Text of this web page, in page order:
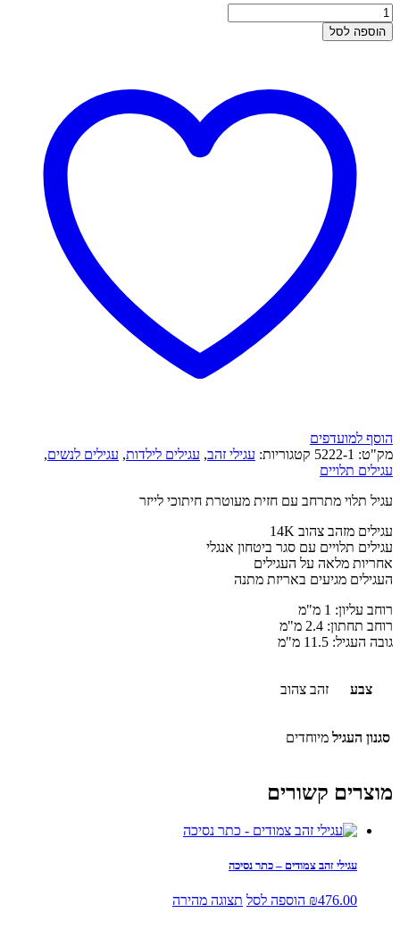
כמות
של
עגילי
הוספה לסל
הוסף למועדפים
מק"ט: 5222-1 קטגוריות: עגילי זהב, עגילים לילדות, עגילים לנשים,
עגילים תלויים
עגיל תלוי מתרחב עם חזית מעוטרת חיתוכי לייזר
עגילים מזהב צהוב 14K
עגילים תלויים עם סגר ביטחון אנגלי
אחריות מלאה על העגילים
העגילים מגיעים באריזת מתנה
רוחב עליון: 1 מ"מ
רוחב תחתון: 2.4 מ"מ
גובה העגיל: 11.5 מ"מ
צבע זהב צהוב
סגנון העגיל מיוחדים
מוצרים קשורים
עגילי זהב צמודים – כתר נסיכה
₪476.00 הוספה לסל תצוגה מהירה